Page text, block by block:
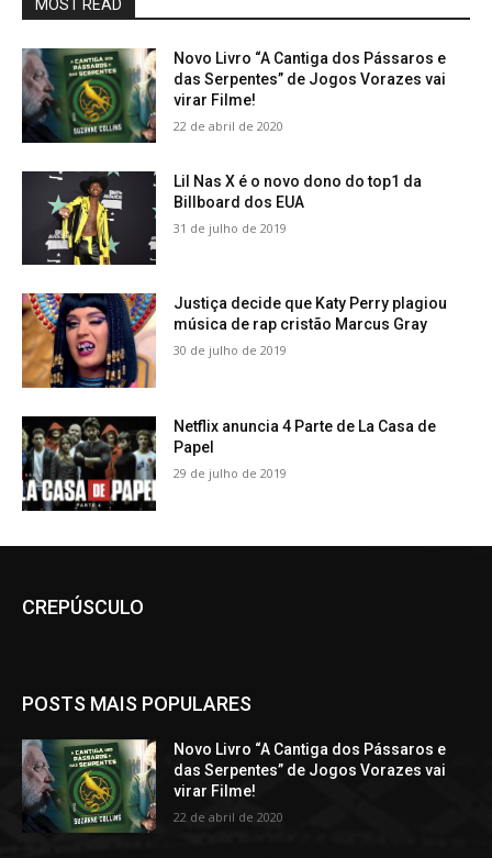
MOST READ
Novo Livro “A Cantiga dos Pássaros e
das Serpentes” de Jogos Vorazes vai
virar Filme!
22 de abril de 2020
Lil Nas X é o novo dono do top1 da
Billboard dos EUA
31 de julho de 2019
Justiça decide que Katy Perry plagiou
música de rap cristão Marcus Gray
30 de julho de 2019
Netflix anuncia 4 Parte de La Casa de
Papel
29 de julho de 2019
CREPÚSCULO
POSTS MAIS POPULARES
Novo Livro “A Cantiga dos Pássaros e
das Serpentes” de Jogos Vorazes vai
virar Filme!
22 de abril de 2020